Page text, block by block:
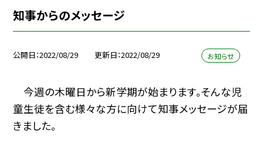
知事からのメッセージ
公開日 2022/08/29 更新日 2022/08/29 お知らせ
今週の木曜日から新学期が始まります。そんな児
童生徒を含む様々な方に向けて知事メッセージが届
きました。